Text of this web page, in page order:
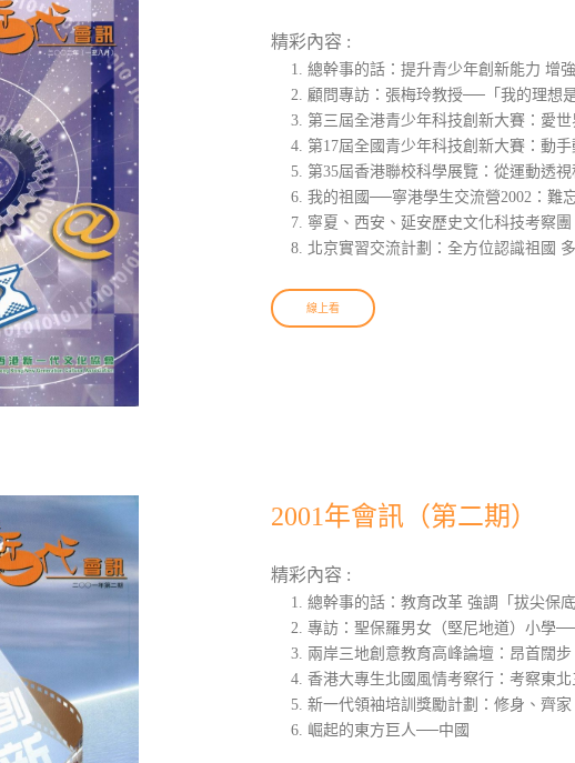
精彩內容 :
總幹事的話：提升青少年創新能力 增
顧問專訪：張梅玲教授──「我的理想
第三屆全港青少年科技創新大賽：愛
第17屆全國青少年科技創新大賽：動
第35屆香港聯校科學展覽：從運動透
我的祖國──寧港學生交流營2002：難
寧夏、西安、延安歷史文化科技考察
北京實習交流計劃：全方位認識祖國
線上看
2001年會訊（第二期）
精彩內容 :
總幹事的話：教育改革 強調「拔尖保底
專訪：聖保羅男女（堅尼地道）小學
兩岸三地創意教育高峰論壇：昂首闊
香港大專生北國風情考察行：考察東
新一代領袖培訓獎勵計劃：修身、齊
崛起的東方巨人──中國